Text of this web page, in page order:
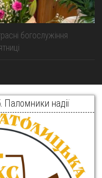
богослужіння
Паломники надії